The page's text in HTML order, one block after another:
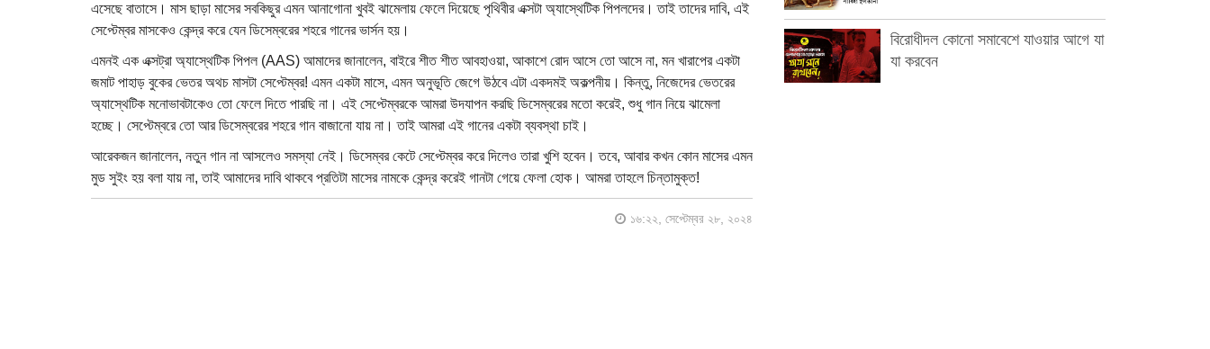
এসেছে বাতাসে। মাস ছাড়া মাসের সবকিছুর এমন আনাগোনা খুবই ঝামেলায় ফেলে দিয়েছে পৃথিবীর এক্সটা অ্যাস্থেটিক পিপলদের। তাই তাদের দাবি, এই
সেপ্টেম্বর মাসকেও কেন্দ্র করে যেন ডিসেম্বরের শহরে গানের ভার্সন হয়।
এমনই এক এক্সট্রা অ্যাস্থেটিক পিপল (AAS) আমাদের জানালেন, বাইরে শীত শীত আবহাওয়া, আকাশে রোদ আসে তো আসে না, মন খারাপের একটা
জমাট পাহাড় বুকের ভেতর অথচ মাসটা সেপ্টেম্বর! এমন একটা মাসে, এমন অনুভূতি জেগে উঠবে এটা একদমই অকল্পনীয়। কিন্তু, নিজেদের ভেতরের
অ্যাস্থেটিক মনোভাবটাকেও তো ফেলে দিতে পারছি না। এই সেপ্টেম্বরকে আমরা উদযাপন করছি ডিসেম্বরের মতো করেই, শুধু গান নিয়ে ঝামেলা
হচ্ছে। সেপ্টেম্বরে তো আর ডিসেম্বরের শহরে গান বাজানো যায় না। তাই আমরা এই গানের একটা ব্যবস্থা চাই।
আরেকজন জানালেন, নতুন গান না আসলেও সমস্যা নেই। ডিসেম্বর কেটে সেপ্টেম্বর করে দিলেও তারা খুশি হবেন। তবে, আবার কখন কোন মাসের এমন
মুড সুইং হয় বলা যায় না, তাই আমাদের দাবি থাকবে প্রতিটা মাসের নামকে কেন্দ্র করেই গানটা গেয়ে ফেলা হোক। আমরা তাহলে চিন্তামুক্ত!
১৬:২২, সেপ্টেম্বর ২৮, ২০২৪
বিরোধীদল কোনো সমাবেশে যাওয়ার আগে যা
যা করবেন